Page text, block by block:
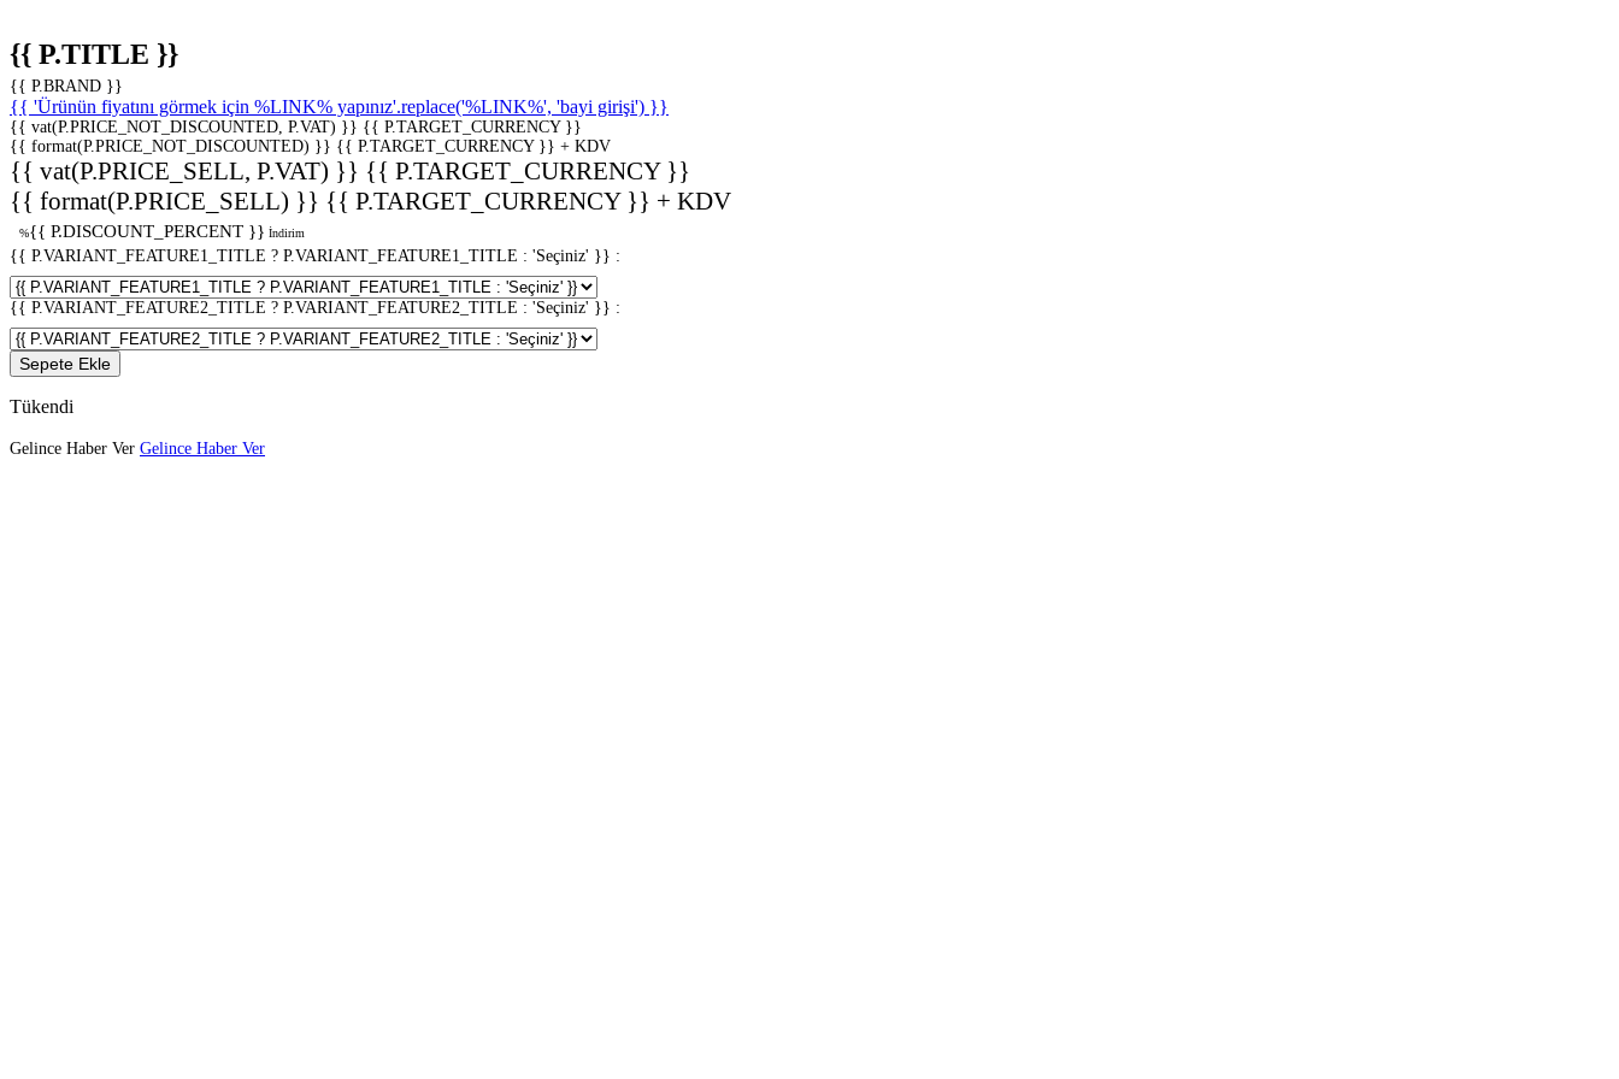
{{ P.TITLE }}
{{ P.BRAND }}
{{ 'Ürünün fiyatını görmek için %LINK% yapınız'.replace('%LINK%', 'bayi girişi') }}
{{ vat(P.PRICE_NOT_DISCOUNTED, P.VAT) }} {{ P.TARGET_CURRENCY }}
{{ format(P.PRICE_NOT_DISCOUNTED) }} {{ P.TARGET_CURRENCY }} + KDV
{{ vat(P.PRICE_SELL, P.VAT) }} {{ P.TARGET_CURRENCY }}
{{ format(P.PRICE_SELL) }} {{ P.TARGET_CURRENCY }} + KDV
%{{ P.DISCOUNT_PERCENT }} İndirim
{{ P.VARIANT_FEATURE1_TITLE ? P.VARIANT_FEATURE1_TITLE : 'Seçiniz' }} :
{{ P.VARIANT_FEATURE2_TITLE ? P.VARIANT_FEATURE2_TITLE : 'Seçiniz' }} :
Sepete Ekle
Tükendi
Gelince Haber Ver Gelince Haber Ver